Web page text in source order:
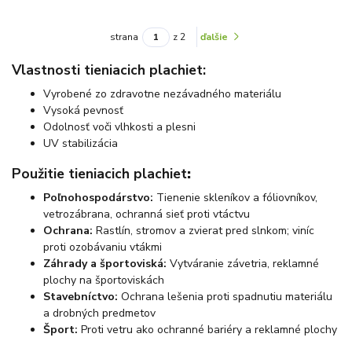
strana z 2 ďalšie
Vlastnosti tieniacich plachiet:
Vyrobené zo zdravotne nezávadného materiálu
Vysoká pevnosť
Odolnosť voči vlhkosti a plesni
UV stabilizácia
Použitie tieniacich plachiet:
Poľnohospodárstvo: Tienenie skleníkov a fóliovníkov,
vetrozábrana, ochranná sieť proti vtáctvu
Ochrana: Rastlín, stromov a zvierat pred slnkom; viníc
proti ozobávaniu vtákmi
Záhrady a športoviská: Vytváranie závetria, reklamné
plochy na športoviskách
Stavebníctvo: Ochrana lešenia proti spadnutiu materiálu
a drobných predmetov
Šport: Proti vetru ako ochranné bariéry a reklamné plochy